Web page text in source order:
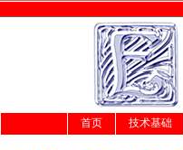
首页 技术基础